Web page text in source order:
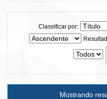
Classificar por:
Mostrando